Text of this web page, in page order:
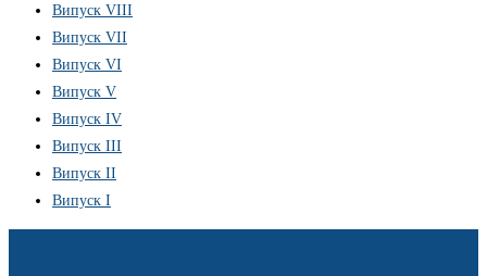
Випуск VIII
Випуск VII
Випуск VI
Випуск V
Випуск IV
Випуск III
Випуск II
Випуск I